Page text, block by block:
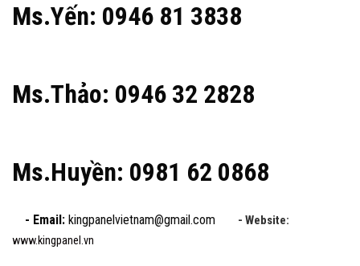
Ms.Yến: 0946 81 3838
Ms.Thảo: 0946 32 2828
Ms.Huyền: 0981 62 0868
- Email: kingpanelvietnam@gmail.com - Website:
www.kingpanel.vn